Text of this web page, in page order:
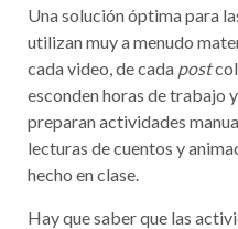
Una solución óptima para
utilizan muy a menudo
cada video, de cada post
esconden horas de trabajo
preparan actividades
lecturas de cuentos y
hecho en clase.
Hay que saber que las